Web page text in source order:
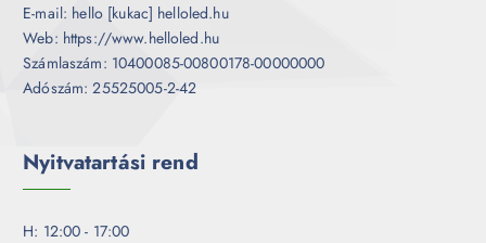
E-mail: hello [kukac] helloled.hu
Web: https://www.helloled.hu
Számlaszám: 10400085-00800178-00000000
Adószám: 25525005-2-42
Nyitvatartási rend
H: 12:00 - 17:00